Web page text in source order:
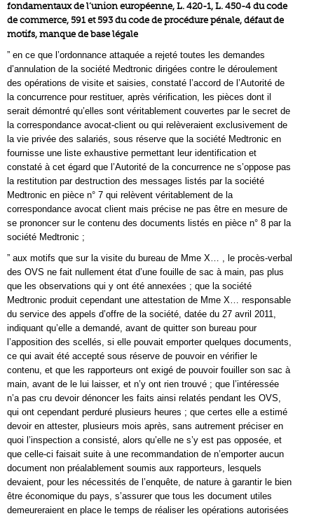
fondamentaux de l’union européenne, L. 420-1, L. 450-4 du code
de commerce, 591 et 593 du code de procédure pénale, défaut de
motifs, manque de base légale
” en ce que l’ordonnance attaquée a rejeté toutes les demandes
d’annulation de la société Medtronic dirigées contre le déroulement
des opérations de visite et saisies, constaté l’accord de l’Autorité de
la concurrence pour restituer, après vérification, les pièces dont il
serait démontré qu’elles sont véritablement couvertes par le secret de
la correspondance avocat-client ou qui relèveraient exclusivement de
la vie privée des salariés, sous réserve que la société Medtronic en
fournisse une liste exhaustive permettant leur identification et
constaté à cet égard que l’Autorité de la concurrence ne s’oppose pas
la restitution par destruction des messages listés par la société
Medtronic en pièce n° 7 qui relèvent véritablement de la
correspondance avocat client mais précise ne pas être en mesure de
se prononcer sur le contenu des documents listés en pièce n° 8 par la
société Medtronic ;
” aux motifs que sur la visite du bureau de Mme X… , le procès-verbal
des OVS ne fait nullement état d’une fouille de sac à main, pas plus
que les observations qui y ont été annexées ; que la société
Medtronic produit cependant une attestation de Mme X… responsable
du service des appels d’offre de la société, datée du 27 avril 2011,
indiquant qu’elle a demandé, avant de quitter son bureau pour
l’apposition des scellés, si elle pouvait emporter quelques documents,
ce qui avait été accepté sous réserve de pouvoir en vérifier le
contenu, et que les rapporteurs ont exigé de pouvoir fouiller son sac à
main, avant de le lui laisser, et n’y ont rien trouvé ; que l’intéressée
n’a pas cru devoir dénoncer les faits ainsi relatés pendant les OVS,
qui ont cependant perduré plusieurs heures ; que certes elle a estimé
devoir en attester, plusieurs mois après, sans autrement préciser en
quoi l’inspection a consisté, alors qu’elle ne s’y est pas opposée, et
que celle-ci faisait suite à une recommandation de n’emporter aucun
document non préalablement soumis aux rapporteurs, lesquels
devaient, pour les nécessités de l’enquête, de nature à garantir le bien
être économique du pays, s’assurer que tous les document utiles
demeureraient en place le temps de réaliser les opérations autorisées